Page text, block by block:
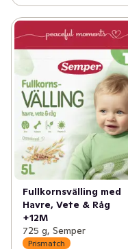
Fullkornsvälling med
Havre, Vete & Råg
+12M
725 g, Semper
Prismatch